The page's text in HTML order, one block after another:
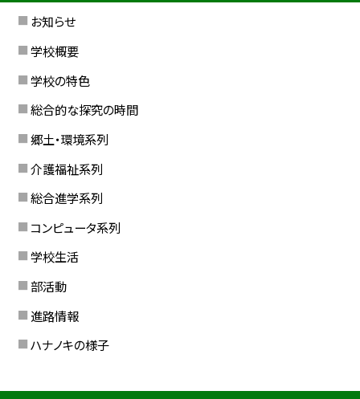
お知らせ
学校概要
学校の特色
総合的な探究の時間
郷土・環境系列
介護福祉系列
総合進学系列
コンピュータ系列
学校生活
部活動
進路情報
ハナノキの様子